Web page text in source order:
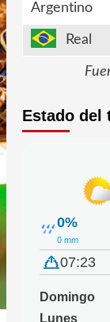
Argentino
Real
Estado del
0%
0 mm
07:23
Domingo
Lunes